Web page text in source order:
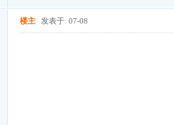
楼主 发表于: 07-08